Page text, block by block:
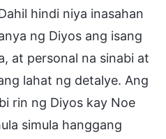
hindi niya inasahan
ng Diyos ang isang
at personal na sinabi at
lahat ng detalye. Ang
rin ng Diyos kay Noe
simula hanggang